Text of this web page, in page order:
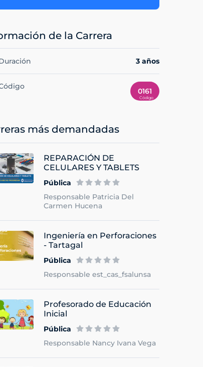
de la Carrera
3 años
0161
más demandadas
REPARACIÓN DE
CELULARES Y TABLETS
Pública
Responsable Patricia Del
Carmen Hucena
Ingeniería en Perforaciones
- Tartagal
Pública
Responsable est_cas_fsalunsa
Profesorado de Educación
Inicial
Pública
Responsable Nancy Ivana Vega